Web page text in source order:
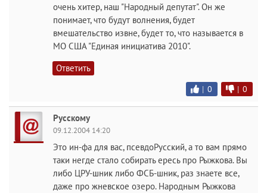
очень хитер, наш "Народный депутат". Он же
понимает, что будут волнения, будет
вмешательство извне, будет то, что называется в
МО США "Единая инициатива 2010".
Ответить
| 0 | 0
Русскому
09.12.2004 14:20
Это ин-фа для вас, псевдоРусский, а то вам прямо
таки негде стало собирать ересь про Рыжкова. Вы
либо ЦРУ-шник либо ФСБ-шник, раз знаете все,
даже про жневское озеро. Народным Рыжкова